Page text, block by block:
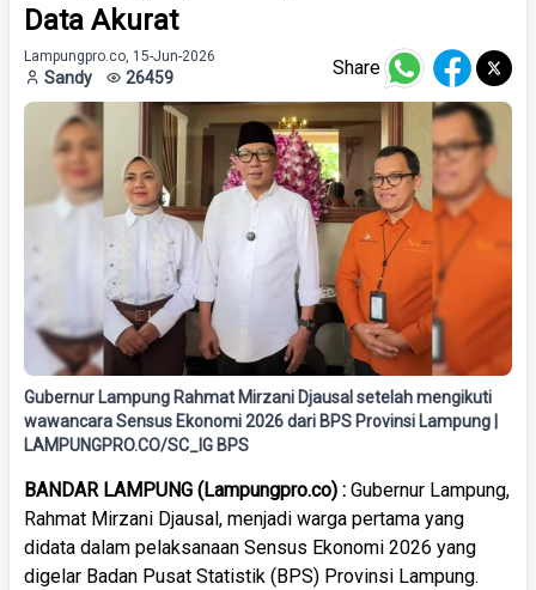
Data Akurat
Lampungpro.co, 15-Jun-2026
Sandy 26459 Share
Gubernur Lampung Rahmat Mirzani Djausal setelah mengikuti
wawancara Sensus Ekonomi 2026 dari BPS Provinsi Lampung |
LAMPUNGPRO.CO/SC_IG BPS
BANDAR LAMPUNG (Lampungpro.co) : Gubernur Lampung,
Rahmat Mirzani Djausal, menjadi warga pertama yang
didata dalam pelaksanaan Sensus Ekonomi 2026 yang
digelar Badan Pusat Statistik (BPS) Provinsi Lampung.